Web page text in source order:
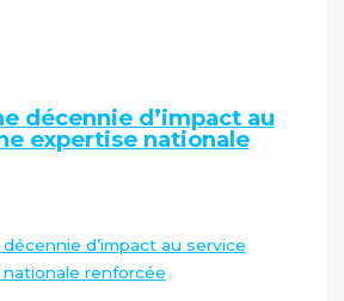
décennie d’impact au
expertise nationale